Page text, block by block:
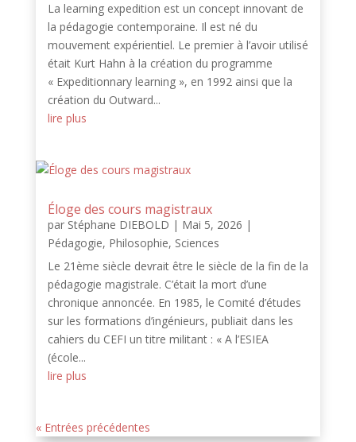
La learning expedition est un concept innovant de
la pédagogie contemporaine. Il est né du
mouvement expérientiel. Le premier à l’avoir utilisé
était Kurt Hahn à la création du programme
« Expeditionnary learning », en 1992 ainsi que la
création du Outward...
lire plus
Éloge des cours magistraux
par Stéphane DIEBOLD | Mai 5, 2026 |
Pédagogie, Philosophie, Sciences
Le 21ème siècle devrait être le siècle de la fin de la
pédagogie magistrale. C’était la mort d’une
chronique annoncée. En 1985, le Comité d’études
sur les formations d’ingénieurs, publiait dans les
cahiers du CEFI un titre militant : « A l’ESIEA
(école...
lire plus
« Entrées précédentes